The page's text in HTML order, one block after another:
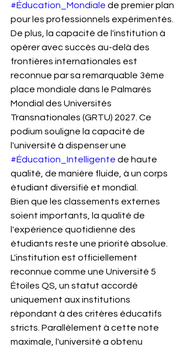
#Éducation_Mondiale de premier plan
pour les professionnels expérimentés.
De plus, la capacité de l'institution à
opérer avec succès au-delà des
frontières internationales est
reconnue par sa remarquable 3ème
place mondiale dans le Palmarès
Mondial des Universités
Transnationales (GRTU) 2027. Ce
podium souligne la capacité de
l'université à dispenser une
#Éducation_Intelligente de haute
qualité, de manière fluide, à un corps
étudiant diversifié et mondial.
Bien que les classements externes
soient importants, la qualité de
l'expérience quotidienne des
étudiants reste une priorité absolue.
L'institution est officiellement
reconnue comme une Université 5
Étoiles QS, un statut accordé
uniquement aux institutions
répondant à des critères éducatifs
stricts. Parallèlement à cette note
maximale, l'université a obtenu